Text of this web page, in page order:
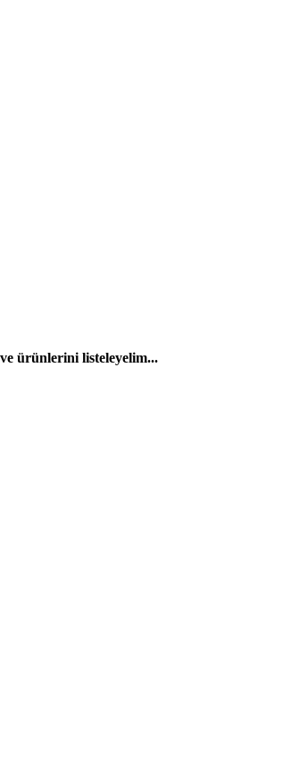
ürünlerini listeleyelim...